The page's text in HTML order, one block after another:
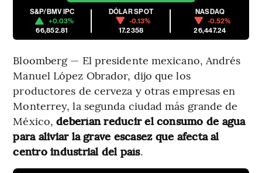
S&P/BMV IPC
+0.03%
66,852.81
DÓLAR SPOT
-0.13%
17.2358
NASDAQ
-0.52%
26,447.24
Bloomberg — El presidente mexicano, Andrés
Manuel López Obrador, dijo que los
productores de cerveza y otras empresas en
Monterrey, la segunda ciudad más grande de
México,deberían reducir el consumo de agua
para aliviar la grave escasez que afecta al
centro industrial del país.